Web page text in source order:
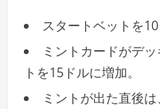
スタートベットを10
ミントカードがデ
トを15ドルに増加。
ミントが出た直後